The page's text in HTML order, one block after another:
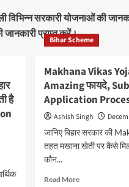
विभिन्न सरकारी योजनाओं की
प्राप्त करें।
है
Bihar Scheme
Makhana Vikas
Amazing फायदे,
Application
Ashish Singh
जानिए बिहार सरकार की
तहत मखाना खेती पर कैसे
कौन...
Read MoreRead